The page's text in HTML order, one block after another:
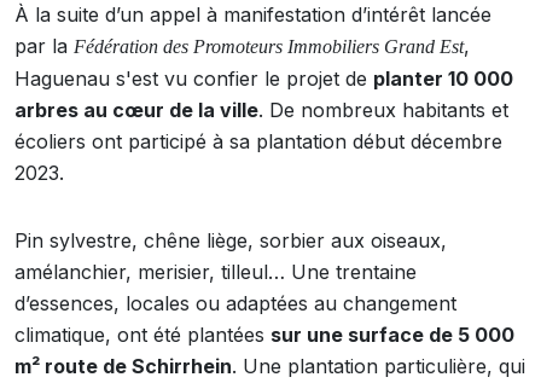
À la suite d’un appel à manifestation d’intérêt lancée
par la Fédération des Promoteurs Immobiliers Grand Est,
Haguenau s'est vu confier le projet de planter 10 000
arbres au cœur de la ville. De nombreux habitants et
écoliers ont participé à sa plantation début décembre
2023.
Pin sylvestre, chêne liège, sorbier aux oiseaux,
amélanchier, merisier, tilleul… Une trentaine
d’essences, locales ou adaptées au changement
climatique, ont été plantées sur une surface de 5 000
m² route de Schirrhein. Une plantation particulière, qui